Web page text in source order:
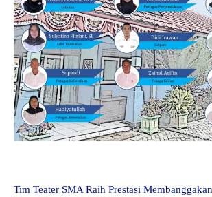
Tim Teater SMA Raih Prestasi